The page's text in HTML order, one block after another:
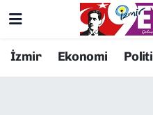
İzmir Ekonomi
Resmi İlanlar
Konak Nöbetçi